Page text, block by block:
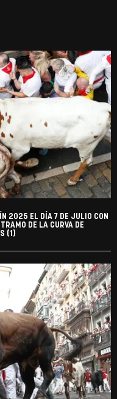
2025 EL DÍA 7 DE JULIO CON
DE LA CURVA DE
(1)